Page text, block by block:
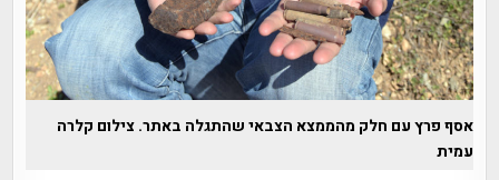
אסף פרץ עם חלק מהממצא הצבאי שהתגלה באתר. צילום קלרה
עמית